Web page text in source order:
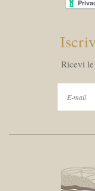
Ricevi